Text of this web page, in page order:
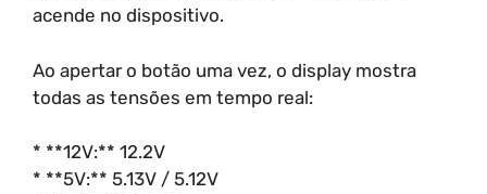
acende no dispositivo.
Ao apertar o botão uma vez, o display mostra
todas as tensões em tempo real:
* **12V:** 12.2V
* **5V:** 5.13V / 5.12V